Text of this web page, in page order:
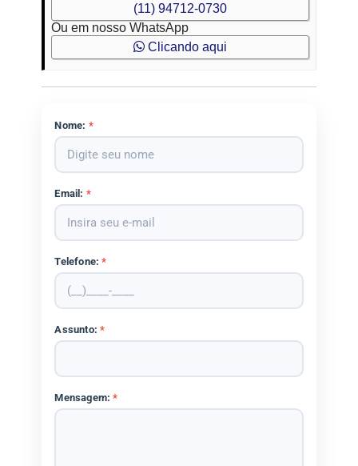
(11) 94712-0730
Ou em nosso WhatsApp
Clicando aqui
Nome: *
Email: *
Telefone:*
Assunto:*
Mensagem:*